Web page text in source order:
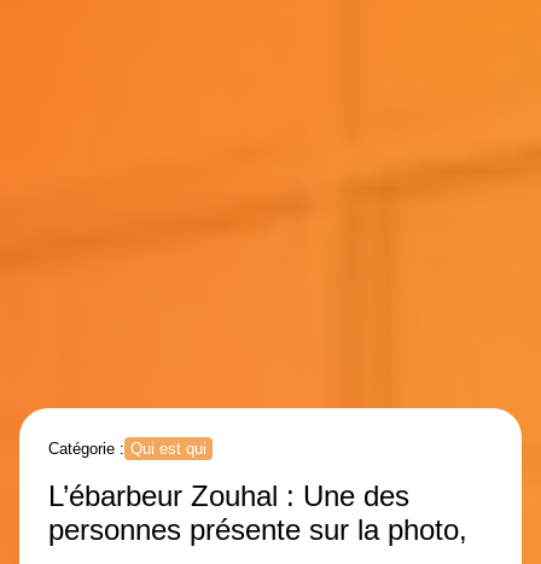
Catégorie : Qui est qui
L’ébarbeur Zouhal : Une des
personnes présente sur la photo,